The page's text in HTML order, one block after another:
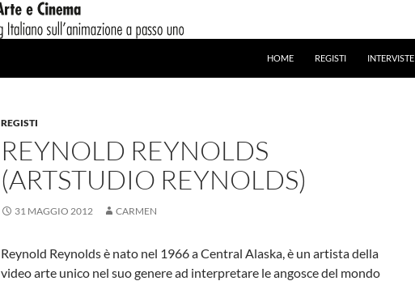
HOME REGISTI INTERVISTE
REGISTI
REYNOLD REYNOLDS
(ARTSTUDIO REYNOLDS)
31 MAGGIO 2012 CARMEN
Reynold Reynolds è nato nel 1966 a Central Alaska, è un artista della
video arte unico nel suo genere ad interpretare le angosce del mondo